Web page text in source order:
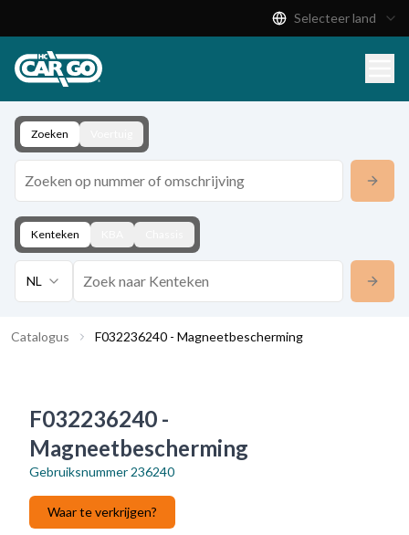
Download
Contact
Selecteer land
Zoeken
Kenteken
NL
Catalogus F032236240 - Magneetbescherming
F032236240 -
Magneetbescherming
Gebruiksnummer 236240
Waar te verkrijgen?